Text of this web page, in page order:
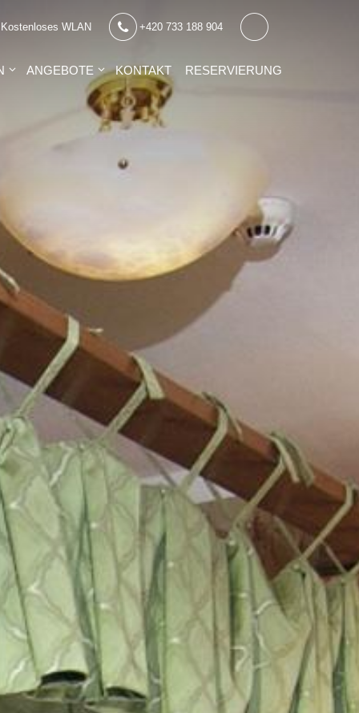
+420 733 188 904
WLAN
ANGEBOTE KONTAKT RESERVIERUNG